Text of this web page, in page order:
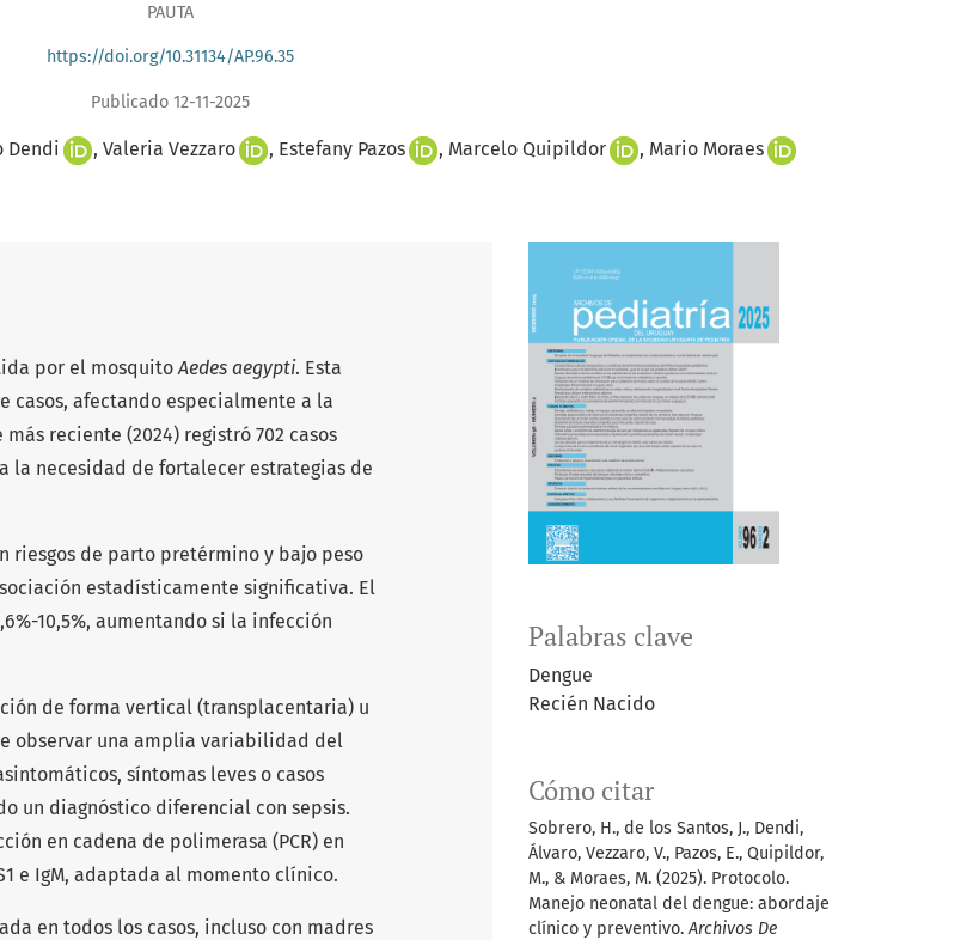
PAUTA
https://doi.org/10.31134/AP.96.35
Publicado 12-11-2025
Dendi Valeria Vezzaro Estefany Pazos Marcelo Quipildor Mario Moraes
Palabras clave
Dengue
Recién Nacido
Cómo citar
Sobrero, H., de los Santos, J., Dendi,
Álvaro, Vezzaro, V., Pazos, E., Quipildor,
M., & Moraes, M. (2025). Protocolo.
Manejo neonatal del dengue: abordaje
clínico y preventivo.Archivos De
por el mosquito Aedes aegypti. Esta
casos, afectando especialmente a la
reciente (2024) registró 702 casos
la necesidad de fortalecer estrategias de
riesgos de parto pretérmino y bajo peso
estadísticamente significativa. El
10,5%, aumentando si la infección
de forma vertical (transplacentaria) u
observar una amplia variabilidad del
síntomas leves o casos
un diagnóstico diferencial con sepsis.
en cadena de polimerasa (PCR) en
e IgM, adaptada al momento clínico.
en todos los casos, incluso con madres